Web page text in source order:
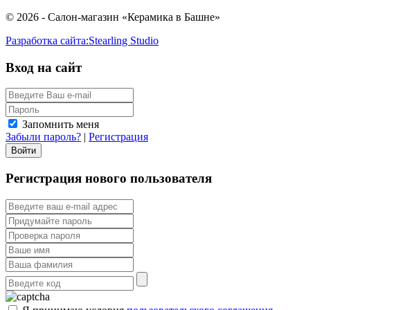
© 2026 - Салон-магазин «Керамика в Башне»
Разработка сайта:Stearling Studio
Вход на сайт
Запомнить меня
Забыли пароль? | Регистрация
Регистрация нового пользователя